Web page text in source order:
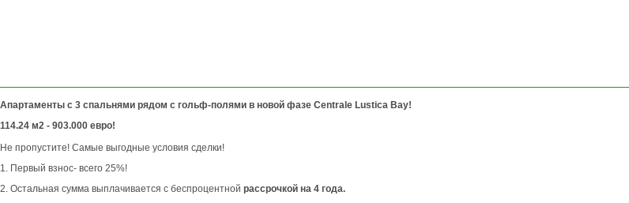
Апартаменты с 3 спальнями рядом с гольф-полями в новой фазе Centrale Lustica Bay!
114.24 м2 - 903.000 евро!
Не пропустите! Самые выгодные условия сделки!
1. Первый взнос- всего 25%!
2. Остальная сумма выплачивается с беспроцентной рассрочкой на 4 года.